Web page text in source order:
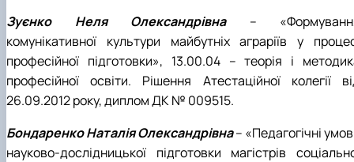
Зуєнко Неля Олександрівна–
комунікативної культури майбутніх аграріїв у
професійної підготовки», 13.00.04 – теорія і
професійної освіти. Рішення Атестаційної колегії
26.09.2012 року, диплом ДК № 009515.
Бондаренко Наталія Олександрівна– «Педагогічні
науково-дослідницької підготовки магістрів